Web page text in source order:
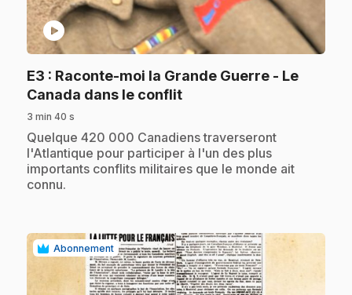
play_circle
E3 : Raconte-moi la Grande Guerre - Le
Canada dans le conflit.
3 min 40 s
.Quelque 420 000 Canadiens traverseront
l'Atlantique pour participer à l'un des plus
importants conflits militaires que le monde ait
connu.
Abonnement